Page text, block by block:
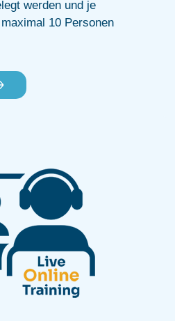
werden und je
10 Personen